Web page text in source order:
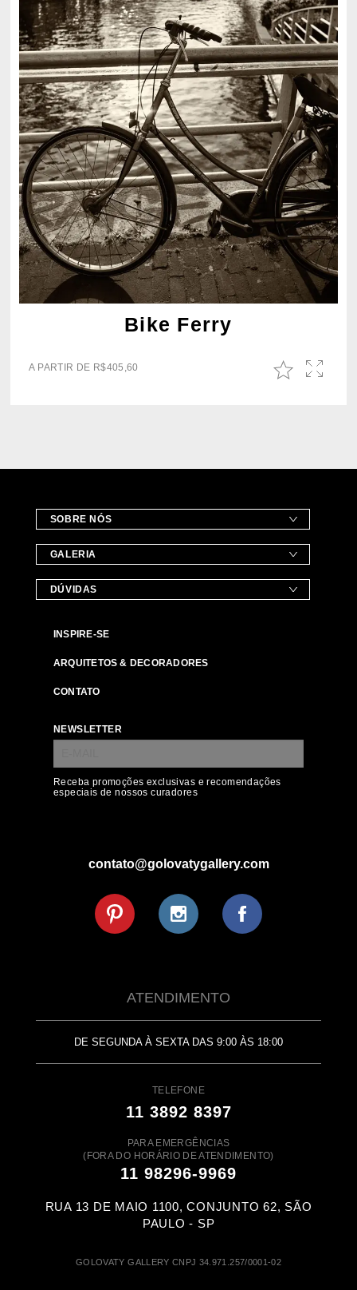
Bike Ferry
A PARTIR DE R$405,60
SOBRE NÓS
GALERIA
DÚVIDAS
INSPIRE-SE
ARQUITETOS & DECORADORES
CONTATO
NEWSLETTER
Receba promoções exclusivas e recomendações
especiais de nossos curadores
contato@golovatygallery.com
ATENDIMENTO
DE SEGUNDA À SEXTA DAS 9:00 ÀS 18:00
TELEFONE
11 3892 8397
PARA EMERGÊNCIAS
(FORA DO HORÁRIO DE ATENDIMENTO)
11 98296-9969
RUA 13 DE MAIO 1100, CONJUNTO 62, SÃO
PAULO - SP
GOLOVATY GALLERY CNPJ 34.971.257/0001-02